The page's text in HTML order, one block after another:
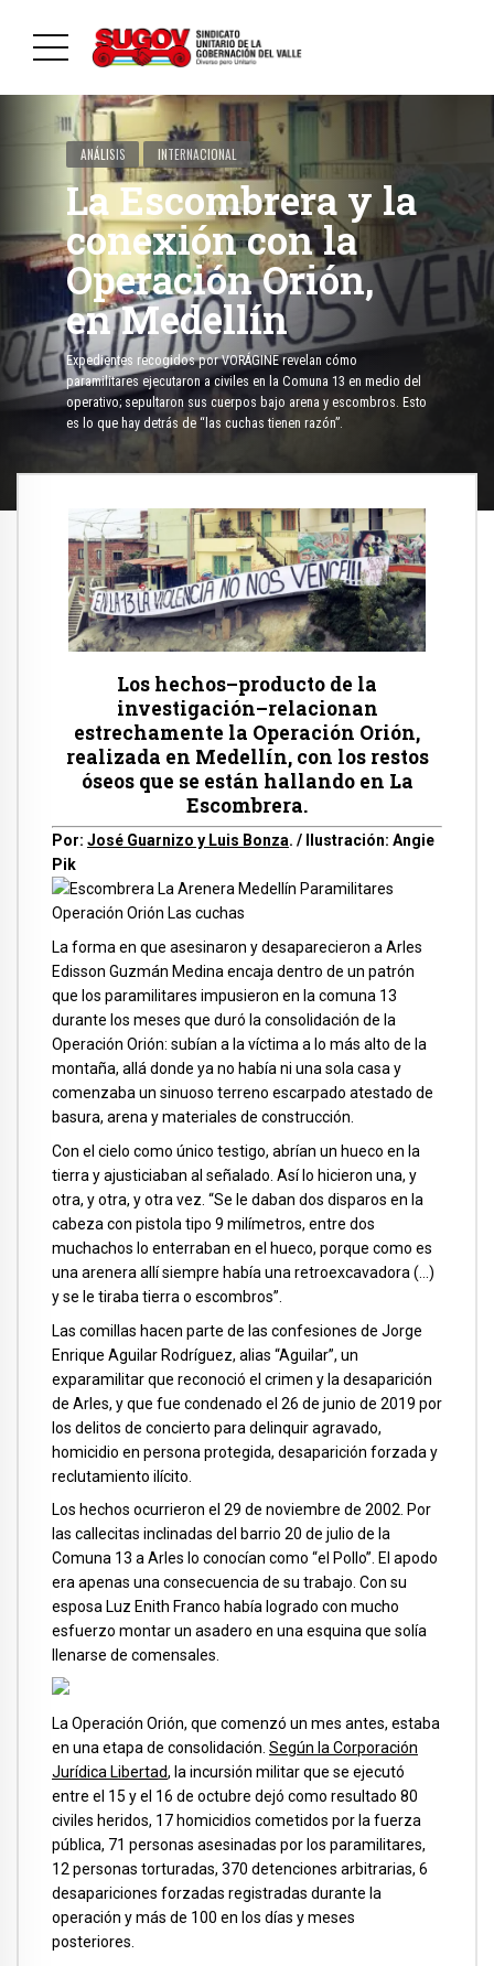
ANÁLISIS INTERNACIONAL
La Escombrera y la
conexión con la
Operación Orión,
en Medellín
Expedientes recogidos por VORÁGINE revelan cómo
paramilitares ejecutaron a civiles en la Comuna 13 en medio del
operativo; sepultaron sus cuerpos bajo arena y escombros. Esto
es lo que hay detrás de “las cuchas tienen razón”.
Los hechos–producto de la
investigación–relacionan
estrechamente la Operación Orión,
realizada en Medellín, con los restos
óseos que se están hallando en La
Escombrera.
Por: José Guarnizo y Luis Bonza. / Ilustración: Angie
Pik
La forma en que asesinaron y desaparecieron a Arles
Edisson Guzmán Medina encaja dentro de un patrón
que los paramilitares impusieron en la comuna 13
durante los meses que duró la consolidación de la
Operación Orión: subían a la víctima a lo más alto de la
montaña, allá donde ya no había ni una sola casa y
comenzaba un sinuoso terreno escarpado atestado de
basura, arena y materiales de construcción.
Con el cielo como único testigo, abrían un hueco en la
tierra y ajusticiaban al señalado. Así lo hicieron una, y
otra, y otra, y otra vez. “Se le daban dos disparos en la
cabeza con pistola tipo 9 milímetros, entre dos
muchachos lo enterraban en el hueco, porque como es
una arenera allí siempre había una retroexcavadora (…)
y se le tiraba tierra o escombros”.
Las comillas hacen parte de las confesiones de Jorge
Enrique Aguilar Rodríguez, alias “Aguilar”, un
exparamilitar que reconoció el crimen y la desaparición
de Arles, y que fue condenado el 26 de junio de 2019 por
los delitos de concierto para delinquir agravado,
homicidio en persona protegida, desaparición forzada y
reclutamiento ilícito.
Los hechos ocurrieron el 29 de noviembre de 2002. Por
las callecitas inclinadas del barrio 20 de julio de la
Comuna 13 a Arles lo conocían como “el Pollo”. El apodo
era apenas una consecuencia de su trabajo. Con su
esposa Luz Enith Franco había logrado con mucho
esfuerzo montar un asadero en una esquina que solía
llenarse de comensales.
La Operación Orión, que comenzó un mes antes, estaba
en una etapa de consolidación. Según la Corporación
Jurídica Libertad, la incursión militar que se ejecutó
entre el 15 y el 16 de octubre dejó como resultado 80
civiles heridos, 17 homicidios cometidos por la fuerza
pública, 71 personas asesinadas por los paramilitares,
12 personas torturadas, 370 detenciones arbitrarias, 6
desapariciones forzadas registradas durante la
operación y más de 100 en los días y meses
posteriores.